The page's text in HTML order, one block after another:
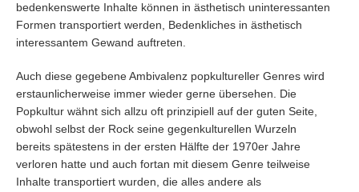
bedenkenswerte Inhalte können in ästhetisch uninteressanten
Formen transportiert werden, Bedenkliches in ästhetisch
interessantem Gewand auftreten.
Auch diese gegebene Ambivalenz popkultureller Genres wird
erstaunlicherweise immer wieder gerne übersehen. Die
Popkultur wähnt sich allzu oft prinzipiell auf der guten Seite,
obwohl selbst der Rock seine gegenkulturellen Wurzeln
bereits spätestens in der ersten Hälfte der 1970er Jahre
verloren hatte und auch fortan mit diesem Genre teilweise
Inhalte transportiert wurden, die alles andere als